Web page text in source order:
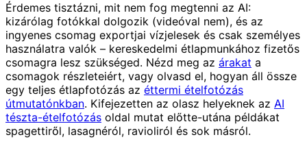
Érdemes tisztázni, mit nem fog megtenni az AI:
kizárólag fotókkal dolgozik (videóval nem), és az
ingyenes csomag exportjai vízjelesek és csak személyes
használatra valók – kereskedelmi étlapmunkához fizetős
csomagra lesz szükséged. Nézd meg az árakat a
csomagok részleteiért, vagy olvasd el, hogyan áll össze
egy teljes étlapfotózás az éttermi ételfotózás
útmutatónkban. Kifejezetten az olasz helyeknek az AI
tészta-ételfotózás oldal mutat előtte-utána példákat
spagettiről, lasagnéról, ravioliról és sok másról.